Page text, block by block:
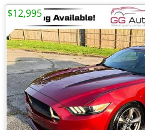
$12,995